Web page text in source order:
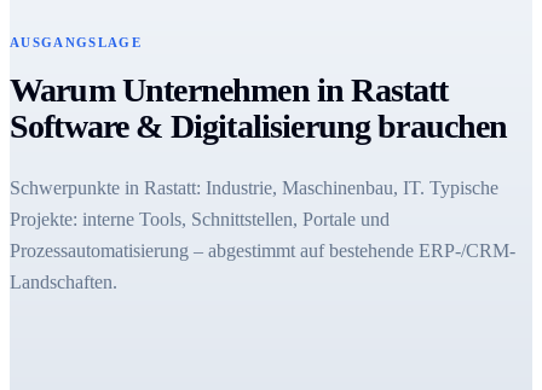
AUSGANGSLAGE
Warum Unternehmen in Rastatt
Software & Digitalisierung brauchen
Schwerpunkte in Rastatt: Industrie, Maschinenbau, IT. Typische
Projekte: interne Tools, Schnittstellen, Portale und
Prozessautomatisierung – abgestimmt auf bestehende ERP-/CRM-
Landschaften.